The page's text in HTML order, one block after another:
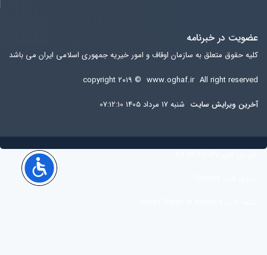
عضویت در خبرنامه
کلیه حقوق متعلق به سازمان اوقاف و امور خیریه جمهوری اسلامی ایران می باشد
copyright ۲۰۱۹ © www.oghaf.ir All right reserved
آخرين ويرايش سایت شنبه 17 مرداد 1405 07:12:10